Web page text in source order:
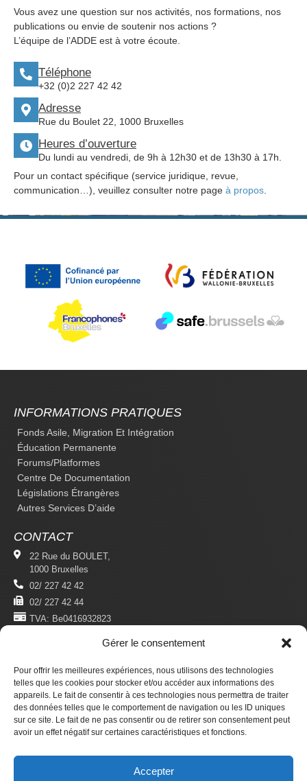
Gérer le consentement
Pour offrir les meilleures expériences, nous utilisons des technologies
telles que les cookies pour stocker et/ou accéder aux informations des
appareils. Le fait de consentir à ces technologies nous permettra de traiter
des données telles que le comportement de navigation ou les ID uniques
sur ce site. Le fait de ne pas consentir ou de retirer son consentement peut
avoir un effet négatif sur certaines caractéristiques et fonctions.
Accepter
Vous avez une question sur nos activités, nos formations, nos
publications ou envie de soutenir nos actions ?
L’équipe de l’ADDE est à votre écoute.
Téléphone
+32 (0)2 227 42 42
Adresse
Rue du Boulet 22, 1000 Bruxelles
Heures d’ouverture
Du lundi au vendredi, de 9h à 12h30 et de 13h30 à 17h.
Pour un contact spécifique (service juridique, revue,
communication…), veuillez consulter notre page à propos
INFORMATIONS PRATIQUES
Fonds Asile, Migration Et Intégration
Éducation Permanente
Forums/platformes
Centre De Documentation
Législations Étrangères
Autres Services D’aide
CONTACT
22 Rue du BOULET,
1000 Bruxelles
02/ 227 42 42
02/ 227 42 44
TVA: Be0416932823
MENTIONS LÉGALES
Politique De Confidentialité
Conditions D'utilisation
S'ABONNER
Newsletter